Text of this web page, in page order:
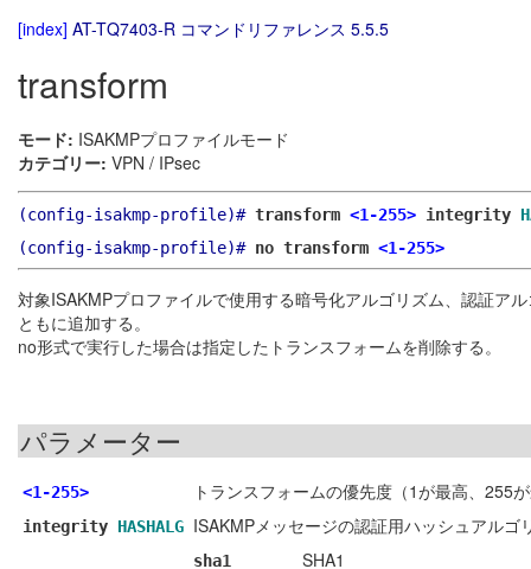
[index] AT-TQ7403-R コマンドリファレンス 5.5.5
transform
モード: ISAKMPプロファイルモード
カテゴリー: VPN / IPsec
(config-isakmp-profile)# transform <1-255> integrity
(config-isakmp-profile)# no transform <1-255>
対象ISAKMPプロファイルで使用する暗号化アルゴリズム、認証ア
ともに追加する。
no形式で実行した場合は指定したトランスフォームを削除する。
パラメーター
<1-255> トランスフォームの優先度（1が最高、255
integrity HASHALG ISAKMPメッセージの認証用ハッシュアルゴ
sha1 SHA1